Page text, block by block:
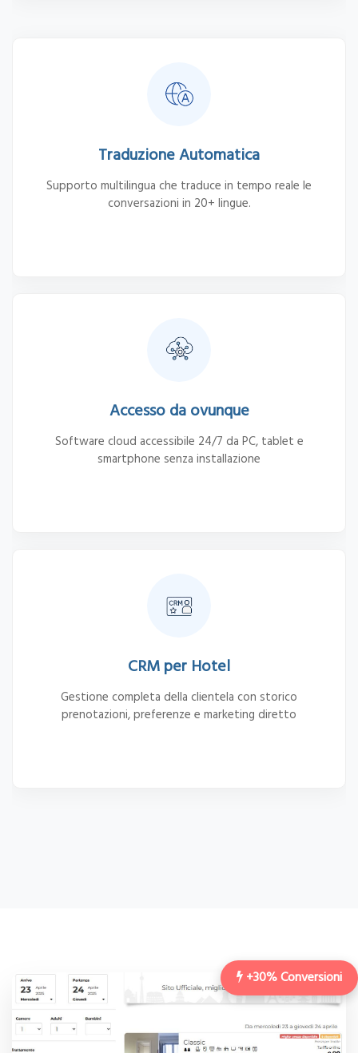
Traduzione Automatica
Supporto multilingua che traduce in tempo reale le
conversazioni in 20+ lingue.
Accesso da ovunque
Software cloud accessibile 24/7 da PC, tablet e
smartphone senza installazione
CRM per Hotel
Gestione completa della clientela con storico
prenotazioni, preferenze e marketing diretto
+30% Conversioni